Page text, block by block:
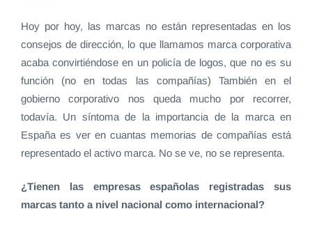
Hoy por hoy, las marcas no están representadas en los
consejos de dirección, lo que llamamos marca corporativa
acaba convirtiéndose en un policía de logos, que no es su
función (no en todas las compañías) También en el
gobierno corporativo nos queda mucho por recorrer,
todavía. Un síntoma de la importancia de la marca en
España es ver en cuantas memorias de compañías está
representado el activo marca. No se ve, no se representa.
¿Tienen las empresas españolas registradas sus
marcas tanto a nivel nacional como internacional?